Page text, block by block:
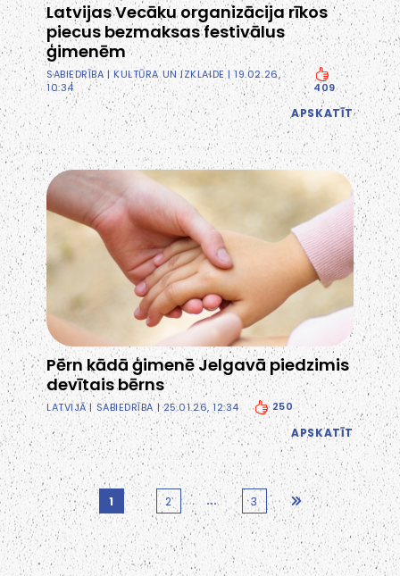
Latvijas Vecāku organizācija rīkos
piecus bezmaksas festivālus
ģimenēm
SABIEDRĪBA|KULTŪRA UN IZKLAIDE | 19.02.26,
10:34
409
APSKATĪT
Pērn kādā ģimenē Jelgavā piedzimis
devītais bērns
LATVIJĀ| SABIEDRĪBA | 25.01.26, 12:34 250
APSKATĪT
1 2 ... 3